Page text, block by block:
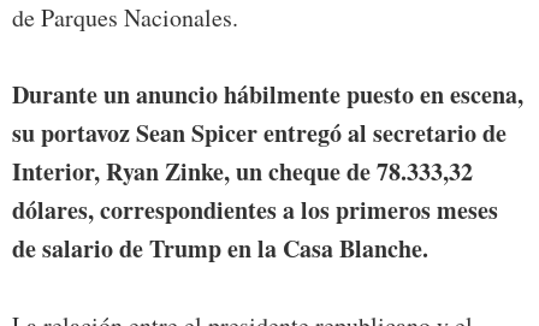
de Parques Nacionales.
Durante un anuncio hábilmente puesto en escena,
su portavoz Sean Spicer entregó al secretario de
Interior, Ryan Zinke, un cheque de 78.333,32
dólares, correspondientes a los primeros meses
de salario de Trump en la Casa Blanche.